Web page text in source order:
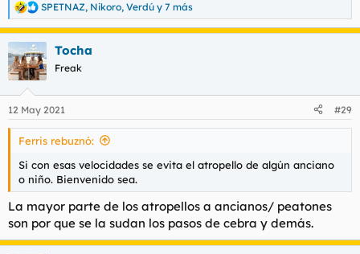
R
e
a
c
c
i
e
s
SPETNAZ, Nikoro, Verdú y 7 más
Tocha
Freak
12 May 2021 #29
Ferris rebuznó:
Si con esas velocidades se evita el atropello de algún anciano
o niño. Bienvenido sea.
La mayor parte de los atropellos a ancianos/ peatones
son por que se la sudan los pasos de cebra y demás.